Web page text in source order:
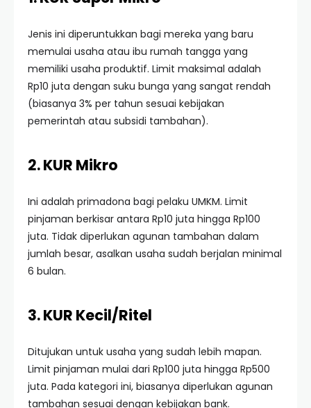
Jenis ini diperuntukkan bagi mereka yang baru
memulai usaha atau ibu rumah tangga yang
memiliki usaha produktif. Limit maksimal adalah
Rp10 juta dengan suku bunga yang sangat rendah
(biasanya 3% per tahun sesuai kebijakan
pemerintah atau subsidi tambahan).
2. KUR Mikro
Ini adalah primadona bagi pelaku UMKM. Limit
pinjaman berkisar antara Rp10 juta hingga Rp100
juta. Tidak diperlukan agunan tambahan dalam
jumlah besar, asalkan usaha sudah berjalan minimal
6 bulan.
3. KUR Kecil/Ritel
Ditujukan untuk usaha yang sudah lebih mapan.
Limit pinjaman mulai dari Rp100 juta hingga Rp500
juta. Pada kategori ini, biasanya diperlukan agunan
tambahan sesuai dengan kebijakan bank.